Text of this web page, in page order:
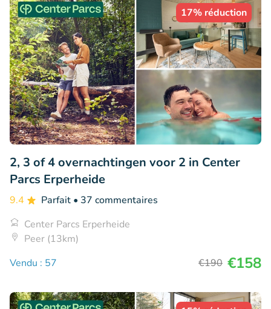
17% réduction
2, 3 of 4 overnachtingen voor 2 in Center
Parcs Erperheide
9.4 Parfait • 37 commentaires
Center Parcs Erperheide
Peer (13km)
Vendu : 57
€190 €158